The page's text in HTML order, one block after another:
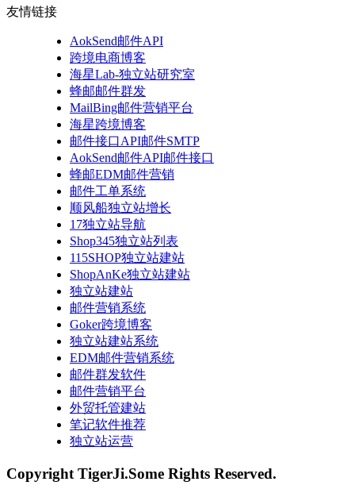
友情链接
AokSend邮件API
跨境电商博客
海星Lab-独立站研究室
蜂邮邮件群发
MailBing邮件营销平台
海星跨境博客
邮件接口API邮件SMTP
AokSend邮件API邮件接口
蜂邮EDM邮件营销
邮件工单系统
顺风船独立站增长
17独立站导航
Shop345独立站列表
115SHOP独立站建站
ShopAnKe独立站建站
独立站建站
邮件营销系统
Goker跨境博客
独立站建站系统
EDM邮件营销系统
邮件群发软件
邮件营销平台
外贸托管建站
笔记软件推荐
独立站运营
Copyright TigerJi.Some Rights Reserved.